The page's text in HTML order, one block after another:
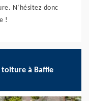
N’hésitez donc
!
à Baffie